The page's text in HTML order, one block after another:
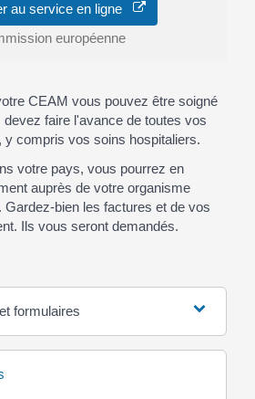
au service en ligne
européenne
CEAM vous pouvez être soigné
faire l'avance de toutes vos
y compris vos soins hospitaliers.
votre pays, vous pourrez en
auprès de votre organisme
Gardez-bien les factures et de vos
Ils vous seront demandés.
formulaires